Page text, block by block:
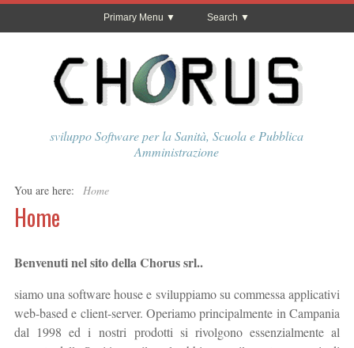
Primary Menu Search
sviluppo Software per la Sanità, Scuola e Pubblica
Amministrazione
You are here: Home
Home
Benvenuti nel sito della Chorus srl..
siamo una software house e sviluppiamo su commessa applicativi
web-based e client-server. Operiamo principalmente in Campania
dal 1998 ed i nostri prodotti si rivolgono essenzialmente al